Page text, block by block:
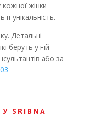
жінки
унікальність.
Детальні
беруть у ній
або за
SRIBNA